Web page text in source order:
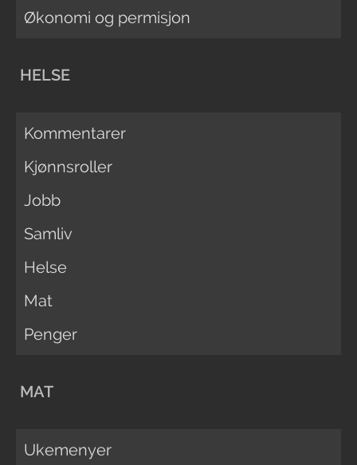
Økonomi og permisjon
HELSE
Kommentarer
Kjønnsroller
Jobb
Samliv
Helse
Mat
Penger
MAT
Ukemenyer